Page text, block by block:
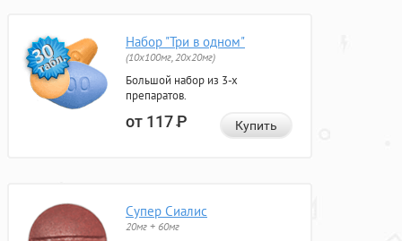
Набор "Три в одном"
(10x100мг, 20x20мг)
Большой набор из 3-х
препаратов.
от 117Р Купить
Супер Сиалис
20мг + 60мг